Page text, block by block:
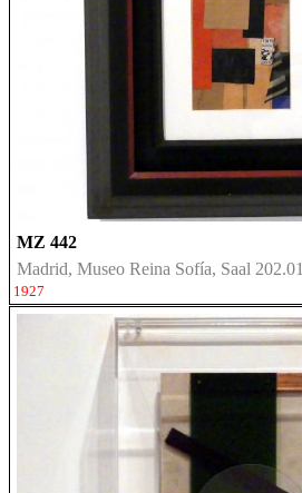
MZ 442
Madrid, Museo Reina Sofía, Saal 202.01
1927